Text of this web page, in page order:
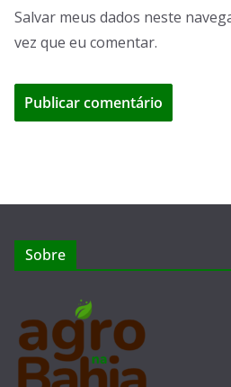
Salvar meus dados neste
vez que eu comentar.
Sobre